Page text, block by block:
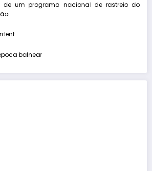
de um programa nacional de rastreio do
balnear